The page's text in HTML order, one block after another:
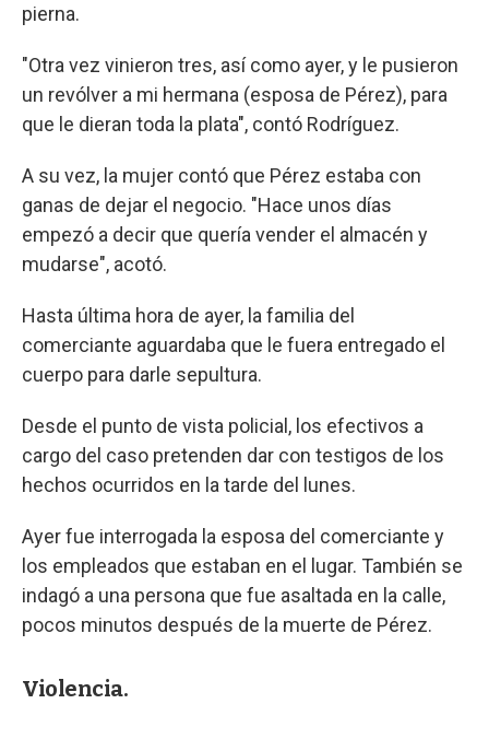
pierna.
"Otra vez vinieron tres, así como ayer, y le pusieron
un revólver a mi hermana (esposa de Pérez), para
que le dieran toda la plata", contó Rodríguez.
A su vez, la mujer contó que Pérez estaba con
ganas de dejar el negocio. "Hace unos días
empezó a decir que quería vender el almacén y
mudarse", acotó.
Hasta última hora de ayer, la familia del
comerciante aguardaba que le fuera entregado el
cuerpo para darle sepultura.
Desde el punto de vista policial, los efectivos a
cargo del caso pretenden dar con testigos de los
hechos ocurridos en la tarde del lunes.
Ayer fue interrogada la esposa del comerciante y
los empleados que estaban en el lugar. También se
indagó a una persona que fue asaltada en la calle,
pocos minutos después de la muerte de Pérez.
Violencia.